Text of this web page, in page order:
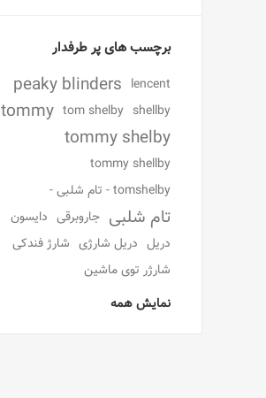
برچسب های پر طرفدار
lencent
peaky blinders
shellby
tom shelby
tommy
tommy shelby
tommy shellby
tomshelby - تام شلبی -
تام شلبی جاروبرقی دایسون
دریل دریل شارژی شارژ فندکی
شارژر توی ماشین
نمایش همه